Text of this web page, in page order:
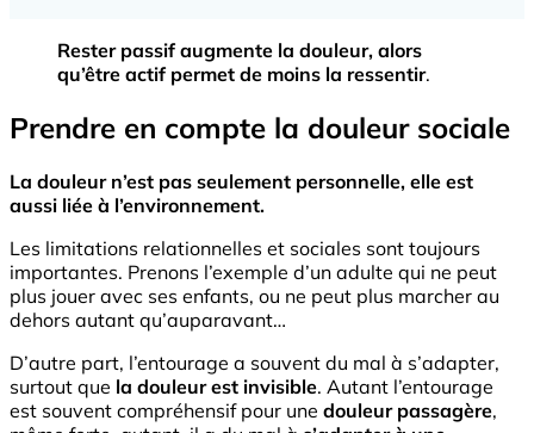
Rester passif augmente la douleur, alors
qu’être actif permet de moins la ressentir.
Prendre en compte la douleur sociale
La douleur n’est pas seulement personnelle, elle est
aussi liée à l’environnement.
Les limitations relationnelles et sociales sont toujours
importantes. Prenons l’exemple d’un adulte qui ne peut
plus jouer avec ses enfants, ou ne peut plus marcher au
dehors autant qu’auparavant…
D’autre part, l’entourage a souvent du mal à s’adapter,
surtout que la douleur est invisible. Autant l’entourage
est souvent compréhensif pour une douleur passagère,